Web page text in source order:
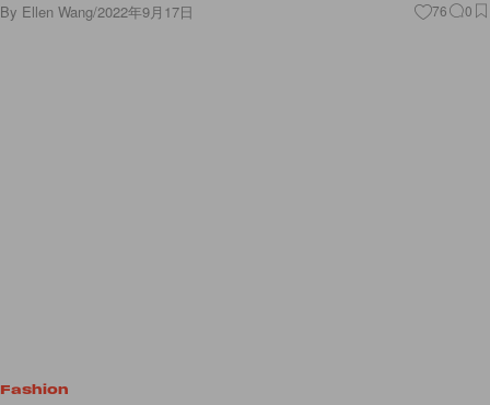
By Ellen Wang/2022年9月17日 76 0
Fashion